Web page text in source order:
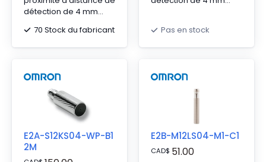
détection de 4 mm
3 broches
70 Stock du fabricant Pas en stock
E2A-S12KS04-WP-B1
2M
E2B-M12LS04-M1-C1
CAD$ 51.00